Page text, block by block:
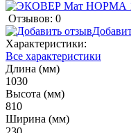
Отзывов: 0
Характеристики:
Все характеристики
Длина (мм)
1030
Высота (мм)
810
Ширина (мм)